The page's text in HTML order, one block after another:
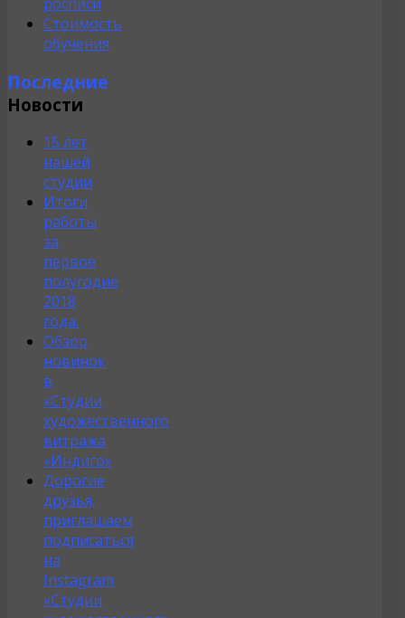
Стоимость
обучения
Последние
Новости
15 лет
нашей
студии
Итоги
работы
за
первое
полугодие
2018
года.
Обзор
новинок
в
«Студии
художественного
витража
«Индиго»
Дорогие
друзья,
приглашаем
подписаться
на
Instagram
«Студии